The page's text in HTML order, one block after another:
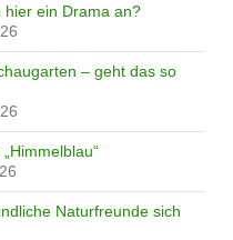
hier ein Drama an?
– geht das so
Naturfreunde sich